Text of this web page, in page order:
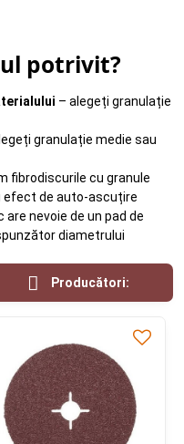
potrivit?
– alegeți granulație
granulație medie sau
fibrodiscurile cu granule
efect de auto-ascuțire
are nevoie de un pad de
diametrului
Producători: